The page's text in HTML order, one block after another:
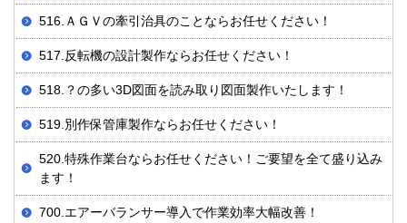
516.ＡＧＶの牽引治具のことならお任せください！
517.反転機の設計製作ならお任せください！
518.？の多い3D図面を読み取り図面製作いたします！
519.別作保管庫製作ならお任せください！
520.特殊作業台ならお任せください！ご要望を全て盛り込み
ます！
700.エアーバランサー導入で作業効率大幅改善！